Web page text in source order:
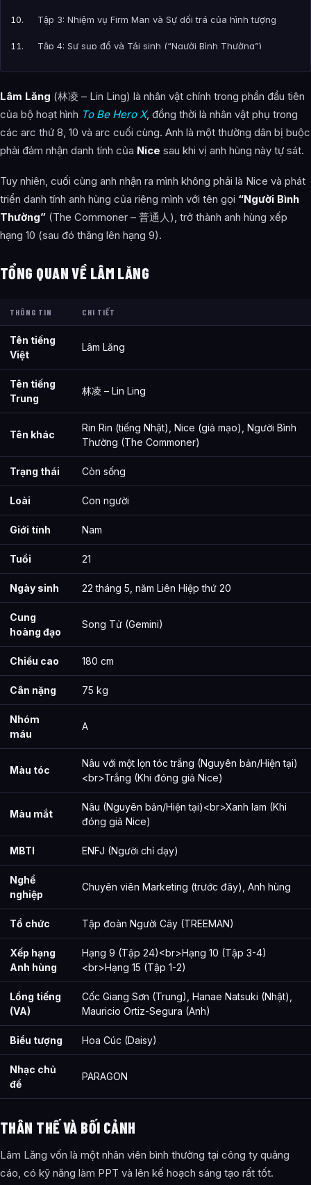
Tập 3: Nhiệm vụ Firm Man và Sự dối trá của hình tượng
Tập 4: Sự sụp đổ và Tái sinh (“Người Bình Thường”)
Cái kết bi kịch
Lịch sử đối đầu
Đánh giá nhân vật
Thông tin bên lề & Câu nói
Hình ảnh về Lâm Lăng
Bài Viết Liên Quan
Câu Hỏi Thường Gặp
Thông tin về Lâm Lăng được tổng hợp từ đâu?
Lâm Lăng (林凌 – Lin Ling) là nhân vật chính trong phần đầu tiên
của bộ hoạt hình To Be Hero X, đồng thời là nhân vật phụ trong
các arc thứ 8, 10 và arc cuối cùng. Anh là một thường dân bị buộc
phải đảm nhận danh tính của Nice sau khi vị anh hùng này tự sát.
Tuy nhiên, cuối cùng anh nhận ra mình không phải là Nice và phát
triển danh tính anh hùng của riêng mình với tên gọi “Người Bình
Thường” (The Commoner – 普通人), trở thành anh hùng xếp
hạng 10 (sau đó thăng lên hạng 9).
TỔNG QUAN VỀ LÂM LĂNG
THÔNG TIN CHI TIẾT
Tên tiếng
Việt
Lâm Lăng
Tên tiếng
Trung
林凌 – Lin Ling
Tên khác
Rin Rin (tiếng Nhật), Nice (giả mạo), Người Bình
Thường (The Commoner)
Trạng thái Còn sống
Loài Con người
Giới tính Nam
Tuổi 21
Ngày sinh 22 tháng 5, năm Liên Hiệp thứ 20
Cung
hoàng đạo
Song Tử (Gemini)
Chiều cao 180 cm
Cân nặng 75 kg
Nhóm
máu
A
Màu tóc
Nâu với một lọn tóc trắng (Nguyên bản/Hiện tại)
<br>Trắng (Khi đóng giả Nice)
Màu mắt
Nâu (Nguyên bản/Hiện tại)<br>Xanh lam (Khi
đóng giả Nice)
MBTI ENFJ (Người chỉ dạy)
Nghề
nghiệp
Chuyên viên Marketing (trước đây), Anh hùng
Tổ chức Tập đoàn Người Cây (TREEMAN)
Xếp hạng
Anh hùng
Hạng 9 (Tập 24)<br>Hạng 10 (Tập 3-4)
<br>Hạng 15 (Tập 1-2)
Lồng tiếng
(VA)
Cốc Giang Sơn (Trung), Hanae Natsuki (Nhật),
Mauricio Ortiz-Segura (Anh)
Biểu tượng Hoa Cúc (Daisy)
Nhạc chủ
đề
PARAGON
THÂN THẾ VÀ BỐI CẢNH
Lâm Lăng vốn là một nhân viên bình thường tại công ty quảng
cáo, có kỹ năng làm PPT và lên kế hoạch sáng tạo rất tốt.